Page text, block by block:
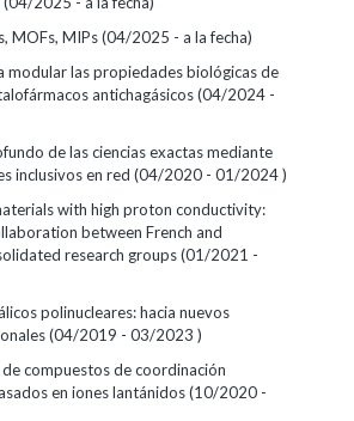
MOFs, MIPs (04/2025 - a la fecha)
modular las propiedades biológicas de
antichagásicos (04/2024 -
de las ciencias exactas mediante
inclusivos en red (04/2020 - 01/2024 )
with high proton conductivity:
between French and
research groups (01/2021 -
polinucleares: hacia nuevos
(04/2019 - 03/2023 )
compuestos de coordinación
en iones lantánidos (10/2020 -